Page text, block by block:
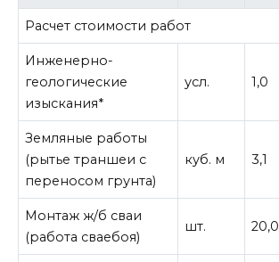
Расчет стоимости работ
Инженерно-
геологические
изыскания*
усл. 1,0
Земляные работы
(рытье траншеи с
переносом грунта)
куб. м 3,1
Монтаж ж/б сваи
(работа сваебоя)
шт. 20,0